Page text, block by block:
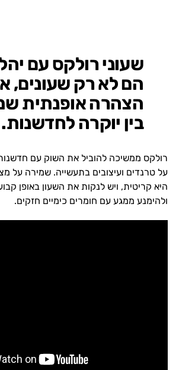
שעוני רולקס עם
הם לא רק שעונים,
הצהרה אופנתית
בין יוקרה לחדשנות.
רולקס ממשיכה להוביל את השוק עם
על טרנדים ועיצובים בתעשייה. שמירה על
היא קריטית, ויש לנקות את השעון באופן
ולהימנע ממגע עם חומרים כימיים חזקים.